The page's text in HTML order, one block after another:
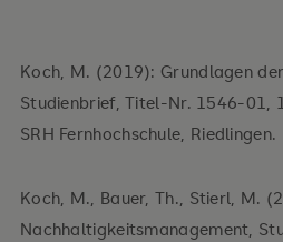
Koch, M. (2019): Grundlagen
Studienbrief, Titel-Nr. 1546-01,
SRH Fernhochschule, Riedlingen.
Koch, M., Bauer, Th., Stierl, M.
Nachhaltigkeitsmanagement,